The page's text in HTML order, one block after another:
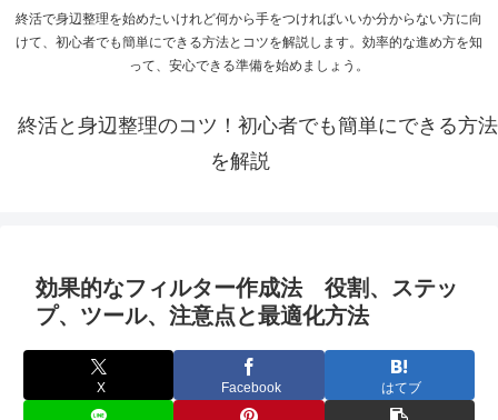
終活で身辺整理を始めたいけれど何から手をつければいいか分からない方に向
けて、初心者でも簡単にできる方法とコツを解説します。効率的な進め方を知
って、安心できる準備を始めましょう。
終活と身辺整理のコツ！初心者でも簡単にできる方法
を解説
効果的なフィルター作成法 役割、ステッ
プ、ツール、注意点と最適化方法
X Facebook はてブ